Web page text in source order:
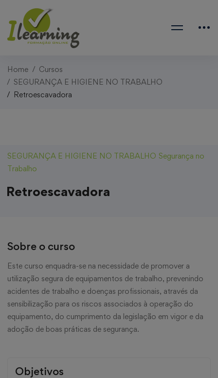
Home
Cursos
SEGURANÇA E HIGIENE NO TRABALHO
Retroescavadora
SEGURANÇA E HIGIENE NO TRABALHO Segurança no
Trabalho
Retroescavadora
Sobre o curso
Este curso enquadra-se na necessidade de promover a
utilização segura de equipamentos de trabalho, prevenindo
acidentes de trabalho e doenças profissionais, através da
sensibilização para os riscos associados à operação do
equipamento, do cumprimento da legislação em vigor e da
adoção de boas práticas de segurança.
Objetivos